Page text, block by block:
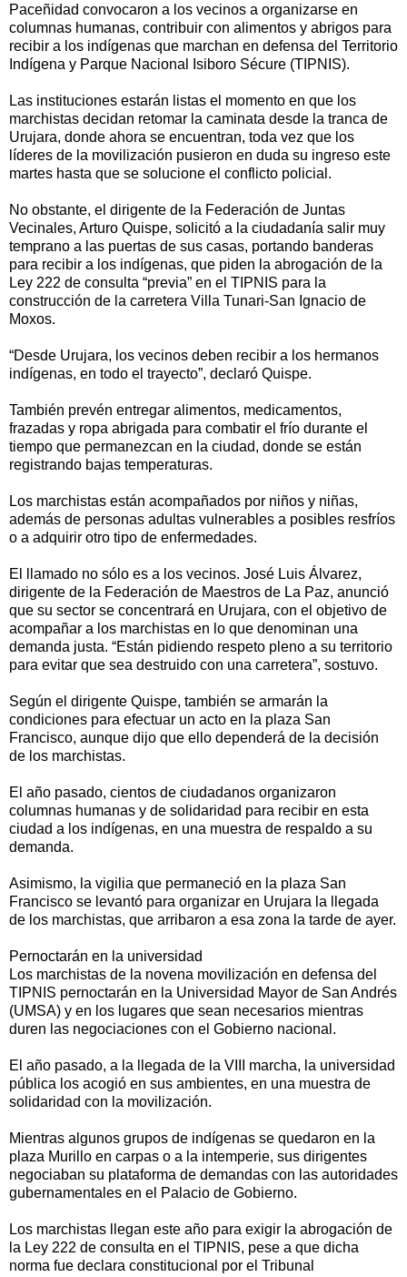
Paceñidad convocaron a los vecinos a organizarse en
columnas humanas, contribuir con alimentos y abrigos para
recibir a los indígenas que marchan en defensa del Territorio
Indígena y Parque Nacional Isiboro Sécure (TIPNIS).
Las instituciones estarán listas el momento en que los
marchistas decidan retomar la caminata desde la tranca de
Urujara, donde ahora se encuentran, toda vez que los
líderes de la movilización pusieron en duda su ingreso este
martes hasta que se solucione el conflicto policial.
No obstante, el dirigente de la Federación de Juntas
Vecinales, Arturo Quispe, solicitó a la ciudadanía salir muy
temprano a las puertas de sus casas, portando banderas
para recibir a los indígenas, que piden la abrogación de la
Ley 222 de consulta “previa” en el TIPNIS para la
construcción de la carretera Villa Tunari-San Ignacio de
Moxos.
“Desde Urujara, los vecinos deben recibir a los hermanos
indígenas, en todo el trayecto”, declaró Quispe.
También prevén entregar alimentos, medicamentos,
frazadas y ropa abrigada para combatir el frío durante el
tiempo que permanezcan en la ciudad, donde se están
registrando bajas temperaturas.
Los marchistas están acompañados por niños y niñas,
además de personas adultas vulnerables a posibles resfríos
o a adquirir otro tipo de enfermedades.
El llamado no sólo es a los vecinos. José Luis Álvarez,
dirigente de la Federación de Maestros de La Paz, anunció
que su sector se concentrará en Urujara, con el objetivo de
acompañar a los marchistas en lo que denominan una
demanda justa. “Están pidiendo respeto pleno a su territorio
para evitar que sea destruido con una carretera”, sostuvo.
Según el dirigente Quispe, también se armarán la
condiciones para efectuar un acto en la plaza San
Francisco, aunque dijo que ello dependerá de la decisión
de los marchistas.
El año pasado, cientos de ciudadanos organizaron
columnas humanas y de solidaridad para recibir en esta
ciudad a los indígenas, en una muestra de respaldo a su
demanda.
Asimismo, la vigilia que permaneció en la plaza San
Francisco se levantó para organizar en Urujara la llegada
de los marchistas, que arribaron a esa zona la tarde de ayer.
Pernoctarán en la universidad
Los marchistas de la novena movilización en defensa del
TIPNIS pernoctarán en la Universidad Mayor de San Andrés
(UMSA) y en los lugares que sean necesarios mientras
duren las negociaciones con el Gobierno nacional.
El año pasado, a la llegada de la VIII marcha, la universidad
pública los acogió en sus ambientes, en una muestra de
solidaridad con la movilización.
Mientras algunos grupos de indígenas se quedaron en la
plaza Murillo en carpas o a la intemperie, sus dirigentes
negociaban su plataforma de demandas con las autoridades
gubernamentales en el Palacio de Gobierno.
Los marchistas llegan este año para exigir la abrogación de
la Ley 222 de consulta en el TIPNIS, pese a que dicha
norma fue declara constitucional por el Tribunal